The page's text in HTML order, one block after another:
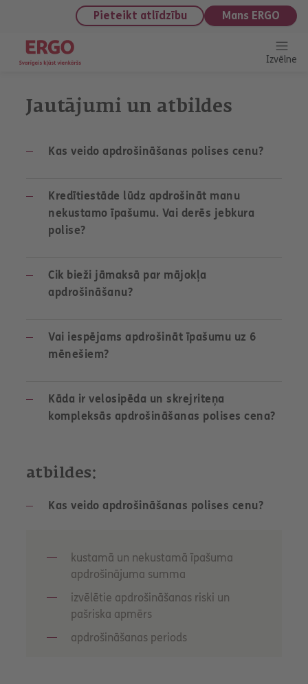
saturu
Pieteikt atlīdzību Mans ERGO
Izvēlne
Jautājumi un atbildes
Kas veido apdrošināšanas polises cenu?
Kredītiestāde lūdz apdrošināt manu
nekustamo īpašumu. Vai derēs jebkura
polise?
Cik bieži jāmaksā par mājokļa
apdrošināšanu?
Vai iespējams apdrošināt īpašumu uz 6
mēnešiem?
Kāda ir velosipēda un skrejriteņa
kompleksās apdrošināšanas polises cena?
atbildes:
Kas veido apdrošināšanas polises cenu?
kustamā un nekustamā īpašuma
apdrošinājuma summa
izvēlētie apdrošināšanas riski un
pašriska apmērs
apdrošināšanas periods